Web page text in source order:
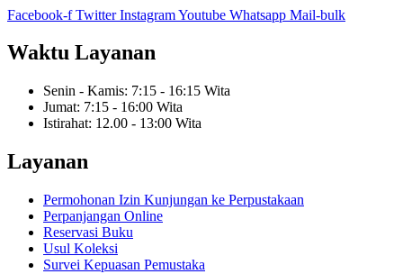
Facebook-f Twitter InstagramYoutube Whatsapp Mail-bulk
Waktu Layanan
Senin - Kamis: 7:15 - 16:15 Wita
Jumat: 7:15 - 16:00 Wita
Istirahat: 12.00 - 13:00 Wita
Layanan
Permohonan Izin Kunjungan ke Perpustakaan
Perpanjangan Online
Reservasi Buku
Usul Koleksi
Survei Kepuasan Pemustaka